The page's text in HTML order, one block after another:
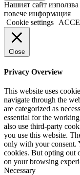
Нашият сайт
повече информация
Cookie settings
Close
Privacy Overview
This website uses
navigate through the
are categorized as
essential for the
also use third-party
you use this website.
only with your consent.
cookies. But opting out
on your browsing
Necessary